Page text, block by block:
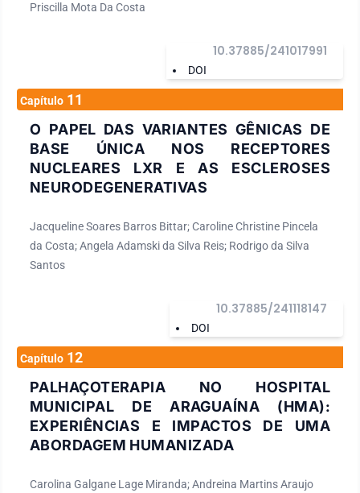
Priscilla Mota Da Costa
DOI
10.37885/241017991
Capítulo 11
O PAPEL DAS VARIANTES GÊNICAS DE
BASE ÚNICA NOS RECEPTORES
NUCLEARES LXR E AS ESCLEROSES
NEURODEGENERATIVAS
Jacqueline Soares Barros Bittar; Caroline Christine Pincela
da Costa; Angela Adamski da Silva Reis; Rodrigo da Silva
Santos
DOI
10.37885/241118147
Capítulo 12
PALHAÇOTERAPIA NO HOSPITAL
MUNICIPAL DE ARAGUAÍNA (HMA):
EXPERIÊNCIAS E IMPACTOS DE UMA
ABORDAGEM HUMANIZADA
Carolina Galgane Lage Miranda; Andreina Martins Araujo